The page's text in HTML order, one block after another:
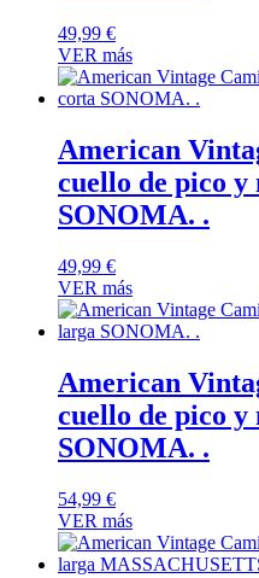
49,99 €
VER más
American
cuello de pico y
SONOMA. .
49,99 €
VER más
American
cuello de pico y
SONOMA. .
54,99 €
VER más